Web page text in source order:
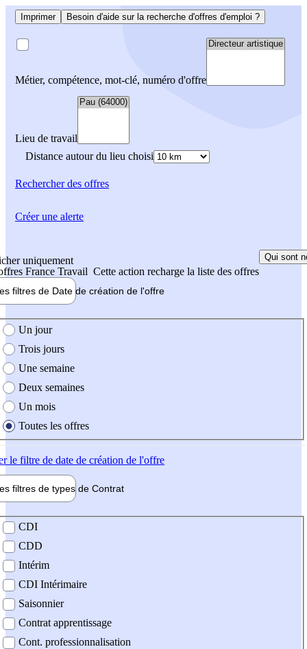
Imprimer Besoin d'aide sur la recherche d'offres d'emploi ?
Métier, compétence, mot-clé, numéro d'offre
Lieu de travail
Distance autour du lieu choisi
Rechercherdes offres
uniquement
France Travail Cette action recharge la liste des offres
Qui sont
filtres de Date de création de l'offre
création de l'offre
Un jour
Trois jours
Une semaine
Deux semaines
Un mois
Toutes les offres
le filtre de date de création de l'offre
filtres de types de Contrat
contrat
CDI
CDD
Intérim
CDI Intérimaire
Saisonnier
Contrat apprentissage
Cont. professionnalisation
Créer une alerte